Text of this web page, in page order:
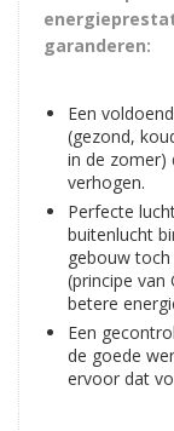
garanderen:
Een
(gezond,
in de zomer)
verhogen.
Perfecte
buitenlucht
gebouw
(principe van
betere
Een
de goede
ervoor dat